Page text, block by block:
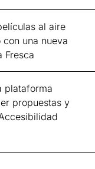
al aire
una nueva
Fresca
plataforma
propuestas y